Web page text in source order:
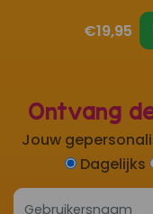
Ontvang
Jouw
Dagelijks
€19,95